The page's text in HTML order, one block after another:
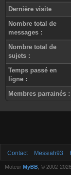
Dernière visite
Nombre total de
messages :
Nombre total de
sujets :
Temps passé en
ligne :
Membres parrainés :
Contact Messiah93
Moteur MyBB , © 2002-2026